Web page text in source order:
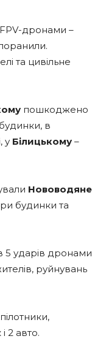
FPV-дронами –
та цивільне
пошкоджено
в
у Білицькому –
Нововодяне
будинки та
5 ударів дронами
руйнувань
2 авто.